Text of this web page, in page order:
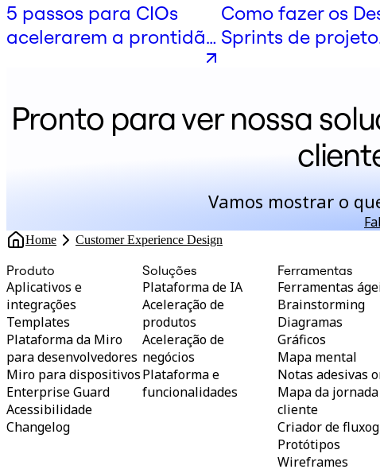
5 passos para CIOs
acelerarem a prontidão
Como fazer os
Sprints de projeto
Pronto para ver nossa
Vamos mostrar o
Home Customer Experience Design
Produto
Aplicativos e
integrações
Templates
Plataforma da Miro
para desenvolvedores
Miro para dispositivos
Enterprise Guard
Acessibilidade
Changelog
Soluções
Plataforma de IA
Aceleração de
produtos
Aceleração de
negócios
Plataforma e
funcionalidades
Ferramentas
Ferramentas
Brainstorming
Diagramas
Gráficos
Mapa mental
Notas adesivas
Mapa da
cliente
Criador de
Protótipos
Wireframes